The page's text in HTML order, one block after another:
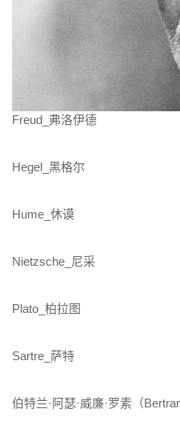
Freud_弗洛伊德
Hegel_黑格尔
Hume_休谟
Nietzsche_尼采
Plato_柏拉图
Sartre_萨特
伯特兰·阿瑟·威廉·罗素（